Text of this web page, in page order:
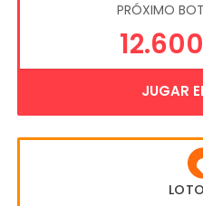
PRÓXIMO
JUGAR